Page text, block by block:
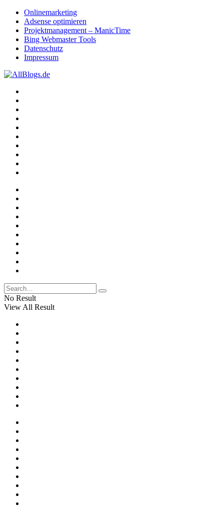
Onlinemarketing
Adsense optimieren
Projektmanagement – ManicTime
Bing Webmaster Tools
Datenschutz
Impressum
No Result
View All Result